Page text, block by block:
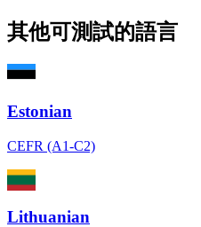
其他可測試的語言
Estonian
CEFR (A1-C2)
Lithuanian